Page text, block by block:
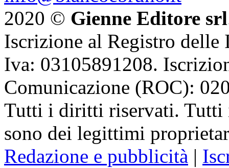
2020 © Gienne Editore srl
Iscrizione al Registro delle
Iva: 03105891208.
Comunicazione (ROC):
Tutti i diritti riservati. Tutti
sono dei legittimi
Redazione e pubblicità |